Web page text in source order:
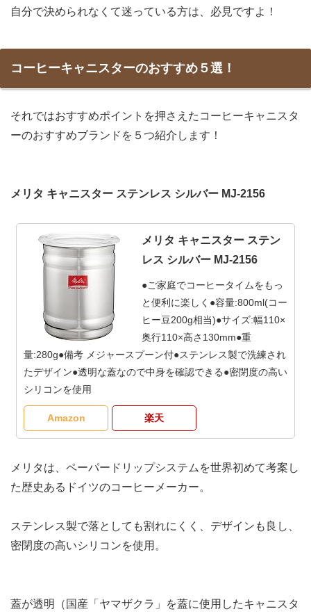
自分で決められなくて迷っている方は、必見ですよ！
コーヒーキャニスターのおすすめ５選！
それではおすすめポイントを押さえたコーヒーキャニスタ
ーのおすすめブランドを５つ紹介します！
メリタ キャニスター ステンレス シルバー MJ-2156
メリタ キャニスター ステン
レス シルバー MJ-2156
●ご家庭でコーヒータイムをもっ
と便利に楽しく●容量:800ml(コー
ヒー豆200g相当)●サイズ:幅110×
奥行110×高さ130mm●重
量:280g●備考 メジャースプーン付●ステンレス製で洗練され
たデザイン●透明な蓋なので中身を確認できる●密閉度の高い
シリコンを使用
Amazon 楽天
メリタは、ペーパードリップシステムを世界初めて考案し
た歴史あるドイツのコーヒーメーカー。
ステンレス製で落としても割れにくく、デザインも良し、
密閉度の高いシリコンを使用。
蓋が透明（国産「ヤマザクラ」を蓋に使用したキャニスタ